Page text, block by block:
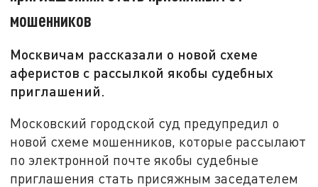
мошенников
Москвичам рассказали о новой схеме
аферистов с рассылкой якобы судебных
приглашений.
Московский городской суд предупредил о
новой схеме мошенников, которые рассылают
по электронной почте якобы судебные
приглашения стать присяжным заседателем